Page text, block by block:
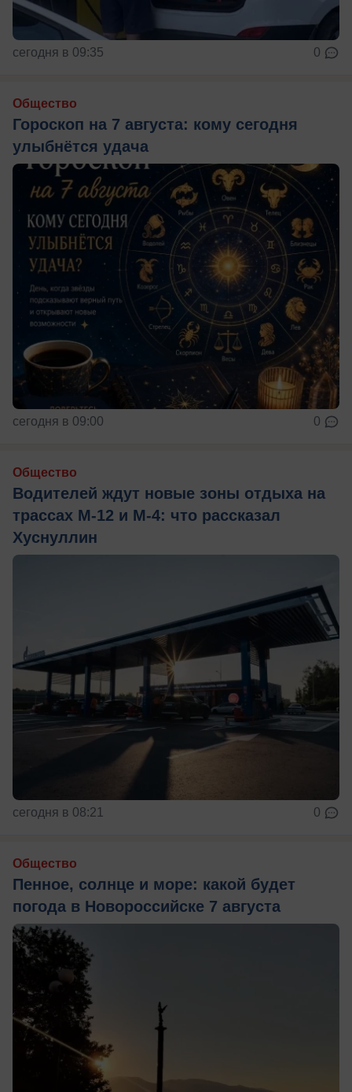
сегодня в 09:35 0
Общество
Гороскоп на 7 августа: кому сегодня
улыбнётся удача
сегодня в 09:00 0
Общество
Водителей ждут новые зоны отдыха на
трассах М-12 и М-4: что рассказал
Хуснуллин
сегодня в 08:21 0
Общество
Пенное, солнце и море: какой будет
погода в Новороссийске 7 августа